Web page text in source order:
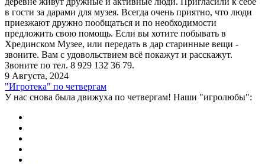
в гости за дарами для музея. Всегда очень приятно, что люди
приезжают дружно пообщаться и по необходимости
предложить свою помощь. Если вы хотите побывать в
Хрединском Музее, или передать в дар старинные вещи -
звоните. Вам с удовольствием всё покажут и расскажут.
Звоните по тел. 8 929 132 36 79.
9 Августа, 2024
"Игротека" по четвергам
У нас снова была движуха по четвергам! Наши "игролюбы":